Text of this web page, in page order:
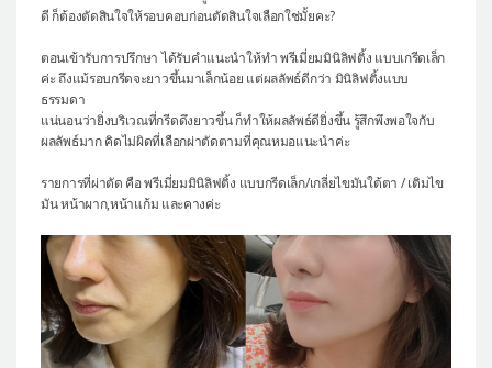
ดี ก็ต้องตัดสินใจให้รอบคอบก่อนตัดสินใจเลือกใช่มั้ยคะ?
ตอนเข้ารับการปรึกษา ได้รับคำแนะนำให้ทำ พรีเมี่ยมมินิลิฟติ้ง แบบเกรีดเล็ก
ค่ะ ถึงแม้รอบกรีดจะยาวขึ้นมาเล็กน้อย แต่ผลลัพธ์ดีกว่า มินิลิฟติ้งแบบ
ธรรมดา
แน่นอนว่ายิ่งบริเวณที่กรีดดึงยาวขึ้น ก็ทำให้ผลลัพธ์ดียิ่งขึ้น รู้สึกพึงพอใจกับ
ผลลัพธ์มาก คิดไม่ผิดที่เลือกผ่าตัดตามที่คุณหมอแนะนำค่ะ
รายการที่ผ่าตัด คือ พรีเมี่ยมมินิลิฟติ้ง แบบกรีดเล็ก/เกลี่ยไขมันใต้ตา / เติมไข
มัน หน้าผาก,หน้าแก้ม และคางค่ะ